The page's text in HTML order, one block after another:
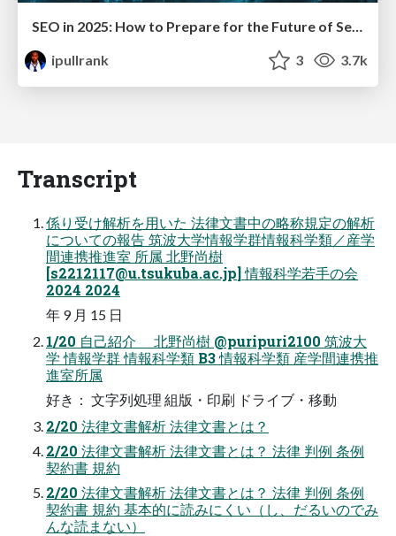
ipullrank
3 3.7k
Transcript
係り受け解析を用いた 法律文書中の略称規定の解析
についての報告 筑波大学情報学群情報科学類／産学
間連携推進室 所属 北野尚樹
[s2212117@u.tsukuba.ac.jp] 情報科学若手の会
2024 2024
年 9 月 15 日
1/20 自己紹介 北野尚樹 @puripuri2100 筑波大
学 情報学群 情報科学類 B3 情報科学類 産学間連携推
進室所属
好き： 文字列処理 組版・印刷 ドライブ・移動
2/20 法律文書解析 法律文書とは？
2/20 法律文書解析 法律文書とは？ 法律 判例 条例
契約書 規約
2/20 法律文書解析 法律文書とは？ 法律 判例 条例
契約書 規約 基本的に読みにくい（し、だるいのでみ
んな読まない）